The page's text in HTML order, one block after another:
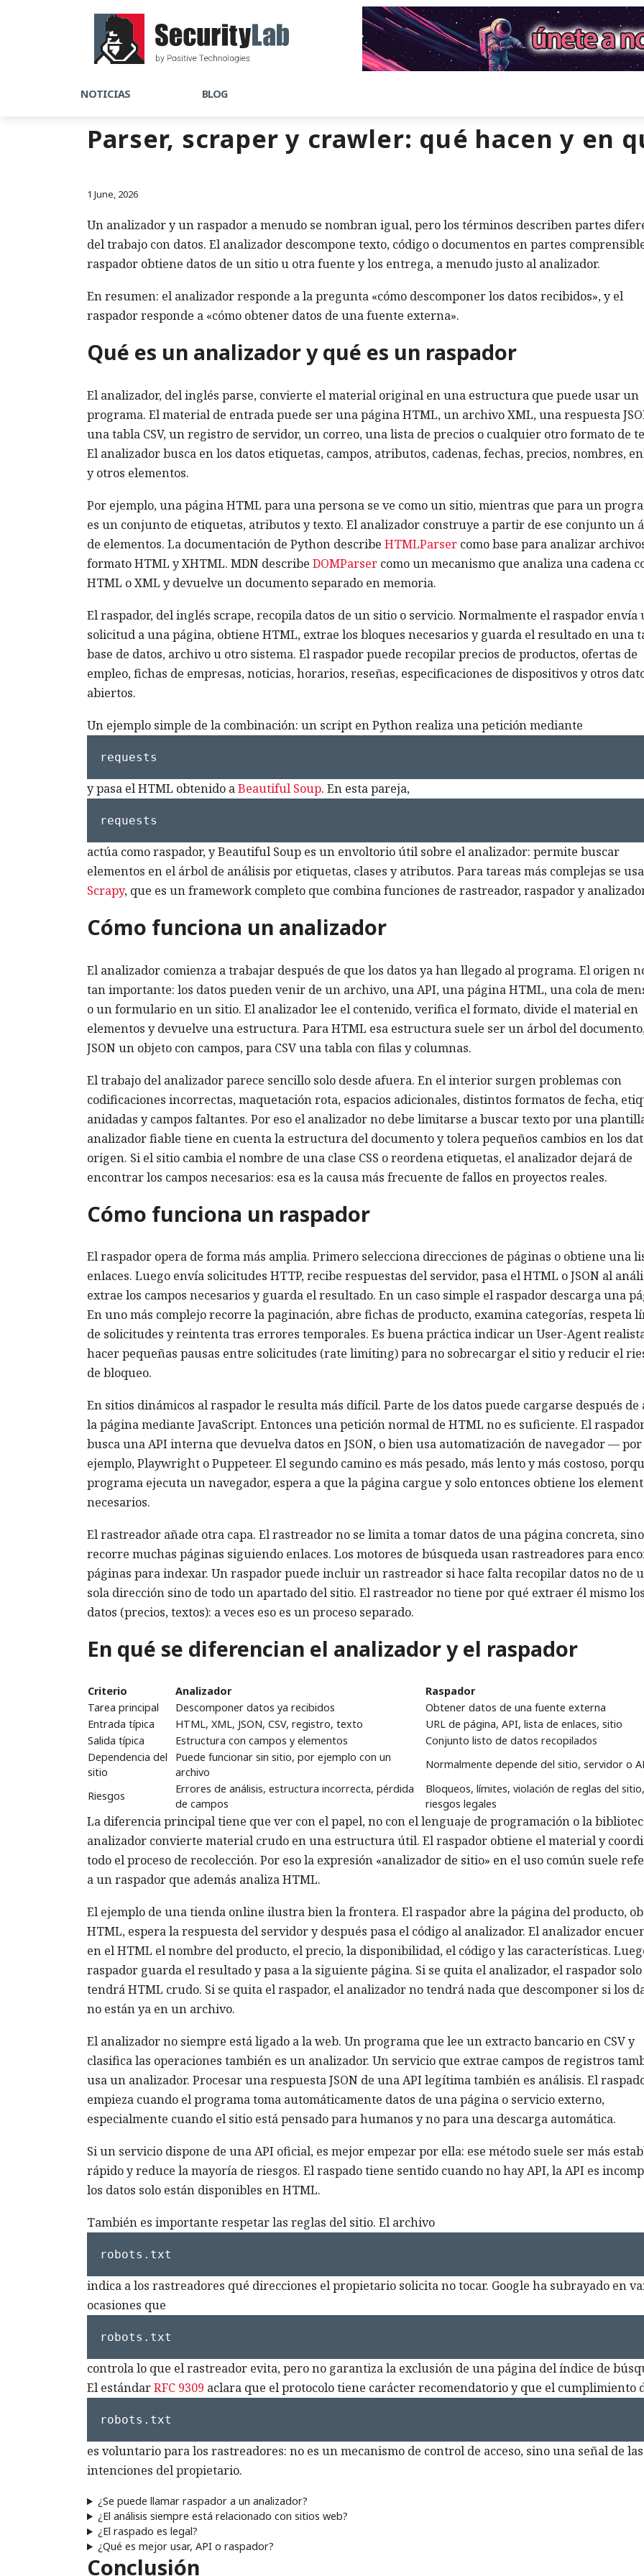
NOTICIAS BLOG
Parser, scraper y crawler: qué hacen y en
1 June, 2026
Un analizador y un raspador a menudo se nombran igual, pero los términos describen partes
del trabajo con datos. El analizador descompone texto, código o documentos en partes
raspador obtiene datos de un sitio u otra fuente y los entrega, a menudo justo al analizador.
En resumen: el analizador responde a la pregunta «cómo descomponer los datos recibidos», y el
raspador responde a «cómo obtener datos de una fuente externa».
Qué es un analizador y qué es un raspador
El analizador, del inglés parse, convierte el material original en una estructura que puede usar un
programa. El material de entrada puede ser una página HTML, un archivo XML, una respuesta
una tabla CSV, un registro de servidor, un correo, una lista de precios o cualquier otro formato de
El analizador busca en los datos etiquetas, campos, atributos, cadenas, fechas, precios, nombres,
y otros elementos.
Por ejemplo, una página HTML para una persona se ve como un sitio, mientras que para un
es un conjunto de etiquetas, atributos y texto. El analizador construye a partir de ese conjunto un
de elementos. La documentación de Python describe HTMLParser como base para analizar
formato HTML y XHTML. MDN describe DOMParser como un mecanismo que analiza una cadena
HTML o XML y devuelve un documento separado en memoria.
El raspador, del inglés scrape, recopila datos de un sitio o servicio. Normalmente el raspador envía
solicitud a una página, obtiene HTML, extrae los bloques necesarios y guarda el resultado en una
base de datos, archivo u otro sistema. El raspador puede recopilar precios de productos, ofertas de
empleo, fichas de empresas, noticias, horarios, reseñas, especificaciones de dispositivos y otros
abiertos.
Un ejemplo simple de la combinación: un script en Python realiza una petición mediante
requests
y pasa el HTML obtenido aBeautiful Soup. En esta pareja,
requests
actúa como raspador, y Beautiful Soup es un envoltorio útil sobre el analizador: permite buscar
elementos en el árbol de análisis por etiquetas, clases y atributos. Para tareas más complejas se usa
Scrapy, que es un framework completo que combina funciones de rastreador, raspador y
Cómo funciona un analizador
El analizador comienza a trabajar después de que los datos ya han llegado al programa. El origen
tan importante: los datos pueden venir de un archivo, una API, una página HTML, una cola de
o un formulario en un sitio. El analizador lee el contenido, verifica el formato, divide el material en
elementos y devuelve una estructura. Para HTML esa estructura suele ser un árbol del
JSON un objeto con campos, para CSV una tabla con filas y columnas.
El trabajo del analizador parece sencillo solo desde afuera. En el interior surgen problemas con
codificaciones incorrectas, maquetación rota, espacios adicionales, distintos formatos de fecha,
anidadas y campos faltantes. Por eso el analizador no debe limitarse a buscar texto por una
analizador fiable tiene en cuenta la estructura del documento y tolera pequeños cambios en los
origen. Si el sitio cambia el nombre de una clase CSS o reordena etiquetas, el analizador dejará de
encontrar los campos necesarios: esa es la causa más frecuente de fallos en proyectos reales.
Cómo funciona un raspador
El raspador opera de forma más amplia. Primero selecciona direcciones de páginas o obtiene una
enlaces. Luego envía solicitudes HTTP, recibe respuestas del servidor, pasa el HTML o JSON al
extrae los campos necesarios y guarda el resultado. En un caso simple el raspador descarga una
En uno más complejo recorre la paginación, abre fichas de producto, examina categorías, respeta
de solicitudes y reintenta tras errores temporales. Es buena práctica indicar un User-Agent
hacer pequeñas pausas entre solicitudes (rate limiting) para no sobrecargar el sitio y reducir el
de bloqueo.
En sitios dinámicos al raspador le resulta más difícil. Parte de los datos puede cargarse después
la página mediante JavaScript. Entonces una petición normal de HTML no es suficiente. El
busca una API interna que devuelva datos en JSON, o bien usa automatización de navegador — por
ejemplo, Playwright o Puppeteer. El segundo camino es más pesado, más lento y más costoso,
programa ejecuta un navegador, espera a que la página cargue y solo entonces obtiene los
necesarios.
El rastreador añade otra capa. El rastreador no se limita a tomar datos de una página concreta,
recorre muchas páginas siguiendo enlaces. Los motores de búsqueda usan rastreadores para
páginas para indexar. Un raspador puede incluir un rastreador si hace falta recopilar datos no de
sola dirección sino de todo un apartado del sitio. El rastreador no tiene por qué extraer él mismo
datos (precios, textos): a veces eso es un proceso separado.
En qué se diferencian el analizador y el raspador
Criterio Analizador
Raspador
Tarea principal
Descomponer datos ya recibidos
Obtener datos de una fuente externa
Entrada típica
HTML, XML, JSON, CSV, registro, texto
URL de página, API, lista de enlaces, sitio
Salida típica
Estructura con campos y elementos
Conjunto listo de datos recopilados
Dependencia del
sitio
Puede funcionar sin sitio, por ejemplo con un
archivo
Normalmente depende del sitio, servidor o
Riesgos
Errores de análisis, estructura incorrecta, pérdida
de campos
Bloqueos, límites, violación de reglas del sitio,
riesgos legales
La diferencia principal tiene que ver con el papel, no con el lenguaje de programación o la
analizador convierte material crudo en una estructura útil. El raspador obtiene el material y
todo el proceso de recolección. Por eso la expresión «analizador de sitio» en el uso común suele
a un raspador que además analiza HTML.
El ejemplo de una tienda online ilustra bien la frontera. El raspador abre la página del producto,
HTML, espera la respuesta del servidor y después pasa el código al analizador. El analizador
en el HTML el nombre del producto, el precio, la disponibilidad, el código y las características.
raspador guarda el resultado y pasa a la siguiente página. Si se quita el analizador, el raspador solo
tendrá HTML crudo. Si se quita el raspador, el analizador no tendrá nada que descomponer si los
no están ya en un archivo.
El analizador no siempre está ligado a la web. Un programa que lee un extracto bancario en CSV y
clasifica las operaciones también es un analizador. Un servicio que extrae campos de registros
usa un analizador. Procesar una respuesta JSON de una API legítima también es análisis. El
empieza cuando el programa toma automáticamente datos de una página o servicio externo,
especialmente cuando el sitio está pensado para humanos y no para una descarga automática.
Si un servicio dispone de una API oficial, es mejor empezar por ella: ese método suele ser más
rápido y reduce la mayoría de riesgos. El raspado tiene sentido cuando no hay API, la API es
los datos solo están disponibles en HTML.
También es importante respetar las reglas del sitio. El archivo
robots.txt
indica a los rastreadores qué direcciones el propietario solicita no tocar. Google ha subrayado en
ocasiones que
robots.txt
controla lo que el rastreador evita, pero no garantiza la exclusión de una página del índice de
El estándarRFC 9309 aclara que el protocolo tiene carácter recomendatorio y que el cumplimiento
robots.txt
es voluntario para los rastreadores: no es un mecanismo de control de acceso, sino una señal de las
intenciones del propietario.
¿Se puede llamar raspador a un analizador?
¿El análisis siempre está relacionado con sitios web?
¿El raspado es legal?
¿Qué es mejor usar, API o raspador?
Conclusión